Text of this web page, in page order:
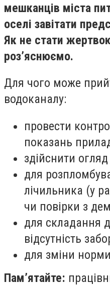
мешканців міста
оселі завітати
Як не стати
роз’яснюємо.
Для чого може
водоканалу:
провести
показань
здійснити огляд
для
лічильника (у
чи повірки з
для складання
відсутність
для зміни
Пам’ятайте: